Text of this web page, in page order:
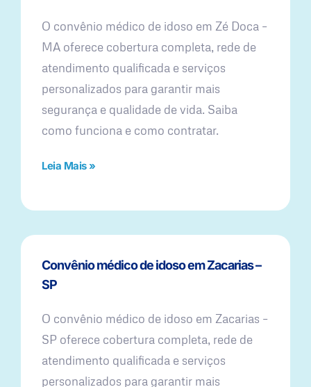
O convênio médico de idoso em Zé Doca –
MA oferece cobertura completa, rede de
atendimento qualificada e serviços
personalizados para garantir mais
segurança e qualidade de vida. Saiba
como funciona e como contratar.
Leia Mais »
Convênio médico de idoso em Zacarias –
SP
O convênio médico de idoso em Zacarias –
SP oferece cobertura completa, rede de
atendimento qualificada e serviços
personalizados para garantir mais